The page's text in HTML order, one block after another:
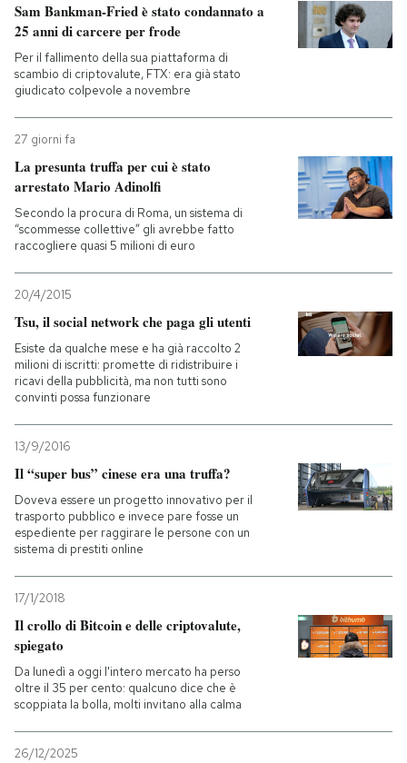
Sam Bankman-Fried è stato condannato a
25 anni di carcere per frode
Per il fallimento della sua piattaforma di
scambio di criptovalute, FTX: era già stato
giudicato colpevole a novembre
27 giorni fa
La presunta truffa per cui è stato
arrestato Mario Adinolfi
Secondo la procura di Roma, un sistema di
“scommesse collettive” gli avrebbe fatto
raccogliere quasi 5 milioni di euro
20/4/2015
Tsu, il social network che paga gli utenti
Esiste da qualche mese e ha già raccolto 2
milioni di iscritti: promette di ridistribuire i
ricavi della pubblicità, ma non tutti sono
convinti possa funzionare
13/9/2016
Il “super bus” cinese era una truffa?
Doveva essere un progetto innovativo per il
trasporto pubblico e invece pare fosse un
espediente per raggirare le persone con un
sistema di prestiti online
17/1/2018
Il crollo di Bitcoin e delle criptovalute,
spiegato
Da lunedì a oggi l'intero mercato ha perso
oltre il 35 per cento: qualcuno dice che è
scoppiata la bolla, molti invitano alla calma
26/12/2025